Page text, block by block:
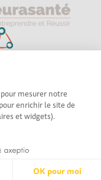
mesurer notre
enrichir le site de
et widgets).
OK pour moi
: Echosciences
amateurs de